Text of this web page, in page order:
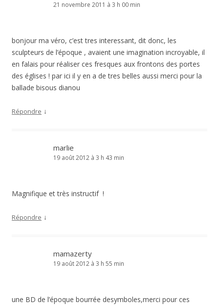
21 novembre 2011 à 3 h 00 min
bonjour ma véro, c’est tres interessant, dit donc, les
sculpteurs de l’époque , avaient une imagination incroyable, il
en falais pour réaliser ces fresques aux frontons des portes
des églises ! par ici il y en a de tres belles aussi merci pour la
ballade bisous dianou
Répondre ↓
marlie
19 août 2012 à 3 h 43 min
Magnifique et très instructif !
Répondre ↓
mamazerty
19 août 2012 à 3 h 55 min
une BD de l’époque bourrée desymboles,merci pour ces